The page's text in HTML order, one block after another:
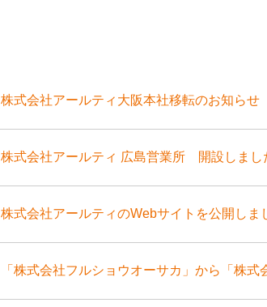
株式会社アールティ大阪本社移転のお知らせ
株式会社アールティ 広島営業所 開設しまし
株式会社アールティのWebサイトを公開しま
「株式会社フルショウオーサカ」から「株式